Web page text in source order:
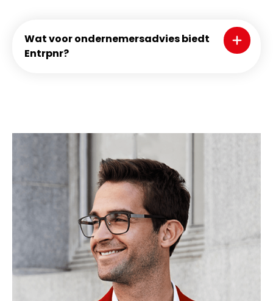
Wat voor ondernemersadvies biedt
Entrpnr?
Klap de